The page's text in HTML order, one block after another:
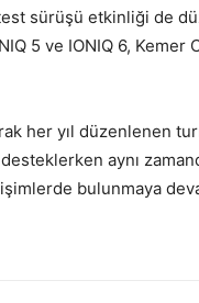
sürüşü etkinliği de
5 ve IONIQ 6,
her yıl düzenlenen
aynı
bulunmaya